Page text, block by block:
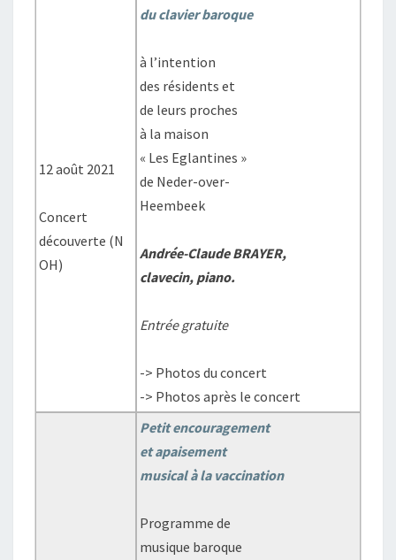
12 août 2021
Concert
découverte (N
OH)
du clavier baroque
à l’intention
des résidents et
de leurs proches
à la maison
« Les Eglantines »
de Neder-over-
Heembeek
Andrée-Claude BRAYER,
clavecin, piano.
Entrée gratuite
-> Photos du concert
-> Photos après le concert
Petit encouragement
et apaisement
musical à la vaccination
Programme de
musique baroque